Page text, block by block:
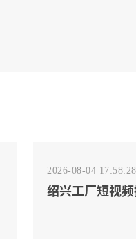
2026-08-04 17:58:28
绍兴工厂短视